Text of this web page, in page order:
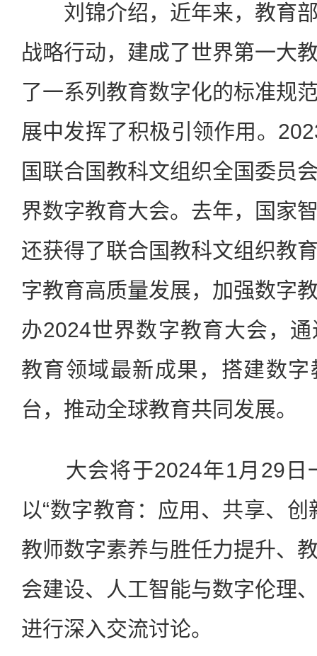
刘锦介绍，近年来，教育部
战略行动，建成了世界第一大
了一系列教育数字化的标准规
展中发挥了积极引领作用。
国联合国教科文组织全国委员
界数字教育大会。去年，国家
还获得了联合国教科文组织教
字教育高质量发展，加强数字
办2024世界数字教育大会，
教育领域最新成果，搭建数
台，推动全球教育共同发展。
大会将于2024年1月29日
以“数字教育：应用、共享、
教师数字素养与胜任力提升、
会建设、人工智能与数字伦理
进行深入交流讨论。